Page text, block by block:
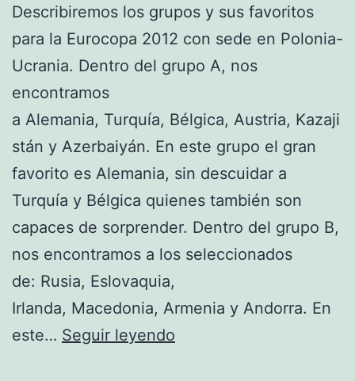
Describiremos los grupos y sus favoritos
para la Eurocopa 2012 con sede en Polonia-
Ucrania. Dentro del grupo A, nos
encontramos
a Alemania, Turquía, Bélgica, Austria, Kazaji
stán y Azerbaiyán. En este grupo el gran
favorito es Alemania, sin descuidar a
Turquía y Bélgica quienes también son
capaces de sorprender. Dentro del grupo B,
nos encontramos a los seleccionados
de: Rusia, Eslovaquia,
Irlanda, Macedonia, Armenia y Andorra. En
este… Seguir leyendo